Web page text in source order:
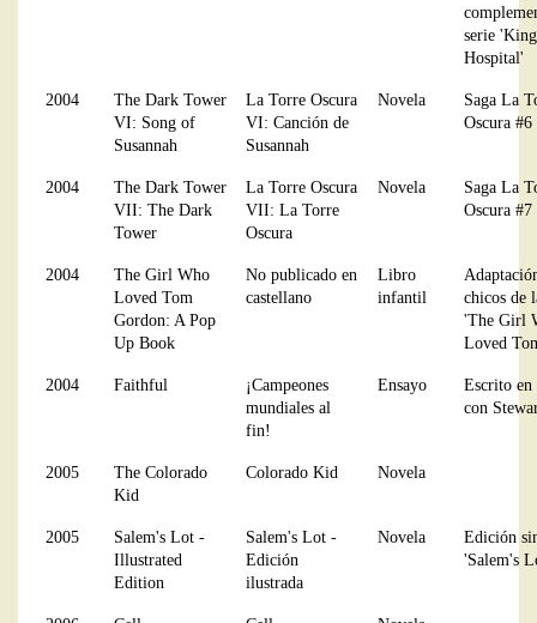
serie
Hospital'
2004
The Dark Tower
VI: Song of
Susannah
La Torre Oscura
VI: Canción de
Susannah
Novela
Saga La
Oscura #6
2004
The Dark Tower
VII: The Dark
Tower
La Torre Oscura
VII: La Torre
Oscura
Novela
Saga La
Oscura #7
2004
The Girl Who
Loved Tom
Gordon: A Pop
Up Book
No publicado en
castellano
Libro
infantil
chicos de
'The Girl
Loved
2004 Faithful
¡Campeones
mundiales al
fin!
Ensayo
Escrito en
con
2005
The Colorado
Kid
Colorado Kid Novela
2005
Salem's Lot -
Illustrated
Edition
Salem's Lot -
Edición
ilustrada
Novela
Edición
'Salem's